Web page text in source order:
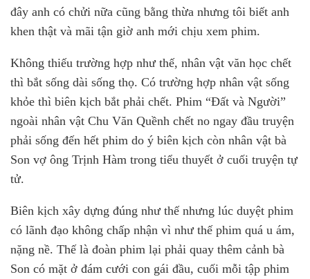
đây anh có chửi nữa cũng bằng thừa nhưng tôi biết anh
khen thật và mãi tận giờ anh mới chịu xem phim.
Không thiếu trường hợp như thế, nhân vật văn học chết
thì bắt sống dài sống thọ. Có trường hợp nhân vật sống
khỏe thì biên kịch bắt phải chết. Phim “Đất và Người”
ngoài nhân vật Chu Văn Quềnh chết no ngay đầu truyện
phải sống đến hết phim do ý biên kịch còn nhân vật bà
Son vợ ông Trịnh Hàm trong tiểu thuyết ở cuối truyện tự
tử.
Biên kịch xây dựng đúng như thế nhưng lúc duyệt phim
có lãnh đạo không chấp nhận vì như thế phim quá u ám,
nặng nề. Thế là đoàn phim lại phải quay thêm cảnh bà
Son có mặt ở đám cưới con gái đầu, cuối mỗi tập phim